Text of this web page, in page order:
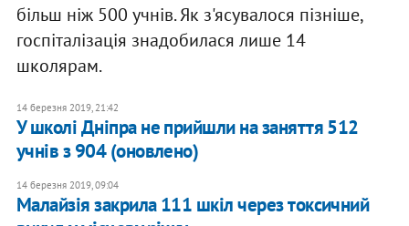
більш ніж 500 учнів. Як з'ясувалося пізніше,
госпіталізація знадобилася лише 14
школярам.
14 березня 2019, 21:42
У школі Дніпра не прийшли на заняття 512
учнів з 904 (оновлено)
14 березня 2019, 09:04
Малайзія закрила 111 шкіл через токсичний